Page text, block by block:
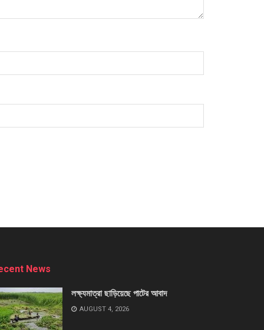
News
লক্ষ্যমাত্রা ছাড়িয়েছে পাটের আবাদ
AUGUST 4, 2026